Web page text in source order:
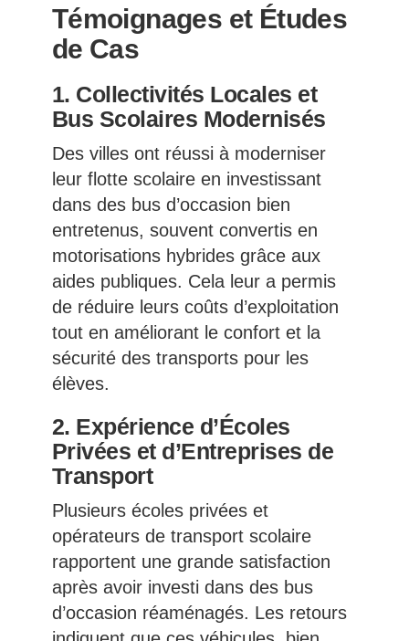
Témoignages et Études
de Cas
1. Collectivités Locales et
Bus Scolaires Modernisés
Des villes ont réussi à moderniser
leur flotte scolaire en investissant
dans des bus d’occasion bien
entretenus, souvent convertis en
motorisations hybrides grâce aux
aides publiques. Cela leur a permis
de réduire leurs coûts d’exploitation
tout en améliorant le confort et la
sécurité des transports pour les
élèves.
2. Expérience d’Écoles
Privées et d’Entreprises de
Transport
Plusieurs écoles privées et
opérateurs de transport scolaire
rapportent une grande satisfaction
après avoir investi dans des bus
d’occasion réaménagés. Les retours